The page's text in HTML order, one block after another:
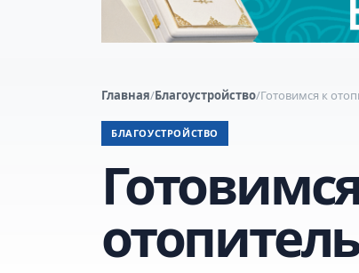
Главная/Благоустройство/Готовимся к
БЛАГОУСТРОЙСТВО